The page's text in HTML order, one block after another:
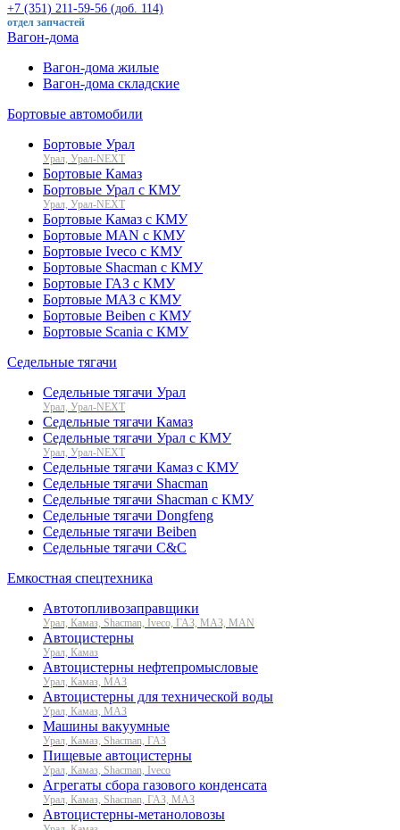
+7 (351) 211-59-56 (доб. 114)
отдел запчастей
Вагон-дома
Вагон-дома жилые
Вагон-дома складские
Бортовые автомобили
Бортовые Урал
Урал, Урал-NEXT
Бортовые Камаз
Бортовые Урал с КМУ
Урал, Урал-NEXT
Бортовые Камаз с КМУ
Бортовые MAN с КМУ
Бортовые Iveco с КМУ
Бортовые Shacman с КМУ
Бортовые ГАЗ с КМУ
Бортовые МАЗ с КМУ
Бортовые Beiben с КМУ
Бортовые Scania с КМУ
Седельные тягачи
Седельные тягачи Урал
Урал, Урал-NEXT
Седельные тягачи Камаз
Седельные тягачи Урал с КМУ
Урал, Урал-NEXT
Седельные тягачи Камаз с КМУ
Седельные тягачи Shacman
Седельные тягачи Shacman с КМУ
Седельные тягачи Dongfeng
Седельные тягачи Beiben
Седельные тягачи C&C
Емкостная спецтехника
Автотопливозаправщики
Урал, Камаз, Shacman, Iveco, ГАЗ, МАЗ, MAN
Автоцистерны
Урал, Камаз
Автоцистерны нефтепромысловые
Урал, Камаз, МАЗ
Автоцистерны для технической воды
Урал, Камаз, МАЗ
Машины вакуумные
Урал, Камаз, Shacman, ГАЗ
Пищевые автоцистерны
Урал, Камаз, Shacman, Iveco
Агрегаты сбора газового конденсата
Урал, Камаз, Shacman, ГАЗ, МАЗ
Автоцистерны-метаноловозы